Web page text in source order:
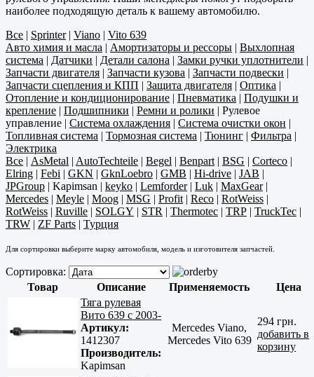
наиболее подходящую деталь к вашему автомобилю.
Все | Sprinter| Viano | Vito 639
Авто химия и масла | Амортизаторы и рессоры | Выхлопная
система | Датчики | Детали салона | Замки ручки уплотнители |
Запчасти двигателя | Запчасти кузова | Запчасти подвески |
Запчасти сцепления и КПП | Защита двигателя | Оптика |
Отопление и кондиционирование | Пневматика | Подушки и
крепление | Подшипники | Ремни и ролики | Рулевое
управление | Система охлаждения | Система очистки окон |
Топливная система | Тормозная система | Тюнинг | Фильтра |
Электрика
Все | AsMetal | AutoTechteile | Begel | Benpart | BSG | Corteco |
Elring | Febi | GKN | GknLoebro | GMB | Hi-drive | JAB |
JPGroup | Kapimsan | keyko | Lemforder| Luk | MaxGear|
Mercedes | Meyle | Moog | MSG | Profit | Reco | RotWeiss |
RotWeiss | Ruville | SOLGY | STR | Thermotec | TRP | TruckTec |
TRW | ZF Parts | Турция
Для сортировки выберите марку автомобиля, модель и изготовителя запчастей.
Сортировка:
Товар
Описание Применяемость
Цена
Тяга рулевая
Вито 639 с 2003-
Артикул:
1412307
Производитель:
Kapimsan
Mercedes Viano,
Mercedes Vito 639
294 грн.
добавить в
корзину